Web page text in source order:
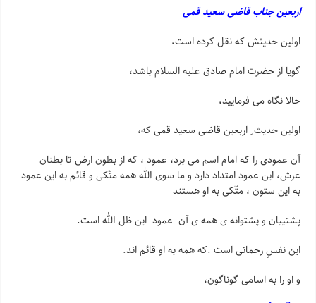
اربعین جناب قاضی سعید قمی
اولین حدیثش که نقل کرده است،
گویا از حضرت امام صادق علیه السلام باشد،
حالا نگاه می فرمایید،
اولین حدیث ِ اربعین قاضی سعید قمی که،
آن عمودی را که امام اسم می برد، عمود ، که از بطون ارض تا بطنان
عرش، این عمود امتداد دارد و ما سوی الله همه متّکی و قائم به این عمود
به این ستون ، متّکی به او هستند
پشتیبان و پشتوانه ی همه ی آن عمود این ظل الله است.
این نفسِ رحمانی است .که همه به او قائم اند.
و او را به اسامی گوناگون،